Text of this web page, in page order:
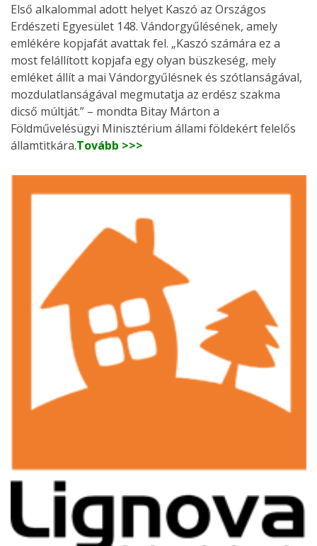
Első alkalommal adott helyet Kaszó az Országos
Erdészeti Egyesület 148. Vándorgyűlésének, amely
emlékére kopjafát avattak fel. „Kaszó számára ez a
most felállított kopjafa egy olyan büszkeség, mely
emléket állít a mai Vándorgyűlésnek és szótlanságával,
mozdulatlanságával megmutatja az erdész szakma
dicső múltját.” – mondta Bitay Márton a
Földművelésügyi Minisztérium állami földekért felelős
államtitkára.Tovább >>>